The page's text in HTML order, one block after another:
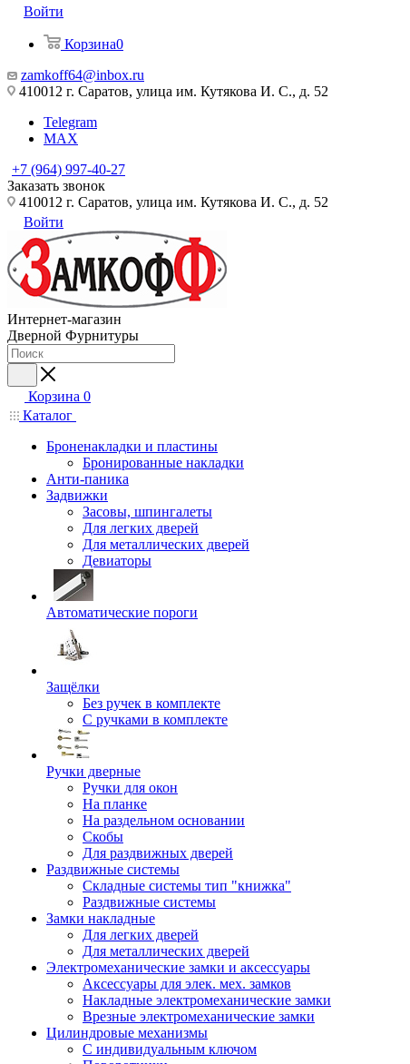
Войти
Корзина0
zamkoff64@inbox.ru
410012 г. Саратов, улица им. Кутякова И. С., д. 52
Telegram
MAX
+7 (964) 997-40-27
Заказать звонок
410012 г. Саратов, улица им. Кутякова И. С., д. 52
Войти
Интернет-магазин
Дверной Фурнитуры
Корзина 0
Каталог
Броненакладки и пластины
Бронированные накладки
Анти-паника
Задвижки
Засовы, шпингалеты
Для легких дверей
Для металлических дверей
Девиаторы
Автоматические пороги
Защёлки
Без ручек в комплекте
С ручками в комплекте
Ручки дверные
Ручки для окон
На планке
На раздельном основании
Скобы
Для раздвижных дверей
Раздвижные системы
Складные системы тип "книжка"
Раздвижные системы
Замки накладные
Для легких дверей
Для металлических дверей
Электромеханические замки и аксессуары
Аксессуары для элек. мех. замков
Накладные электромеханические замки
Врезные электромеханические замки
Цилиндровые механизмы
С индивидуальным ключом